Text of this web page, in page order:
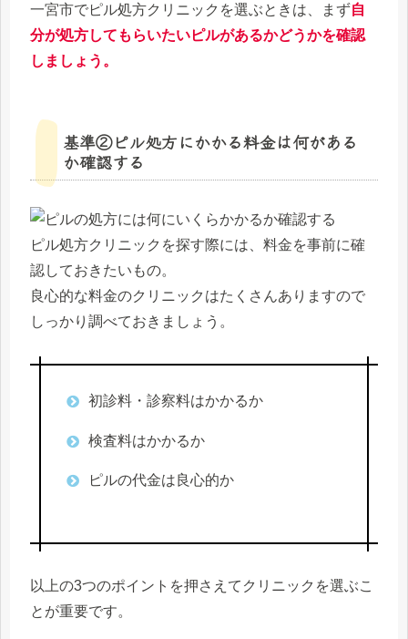
一宮市でピル処方クリニックを選ぶときは、まず自
分が処方してもらいたいピルがあるかどうかを確認
しましょう。
基準②ピル処方にかかる料金は何がある
か確認する
ピル処方クリニックを探す際には、料金を事前に確
認しておきたいもの。
良心的な料金のクリニックはたくさんありますので
しっかり調べておきましょう。
初診料・診察料はかかるか
検査料はかかるか
ピルの代金は良心的か
以上の3つのポイントを押さえてクリニックを選ぶこ
とが重要です。